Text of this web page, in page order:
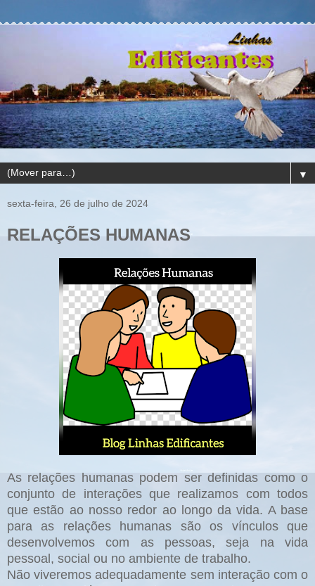
▼
sexta-feira, 26 de julho de 2024
RELAÇÕES HUMANAS
As relações humanas podem ser definidas como o
conjunto de interações que realizamos com todos
que estão ao nosso redor ao longo da vida. A base
para as relações humanas são os vínculos que
desenvolvemos com as pessoas, seja na vida
pessoal, social ou no ambiente de trabalho.
Não viveremos adequadamente sem interação com o